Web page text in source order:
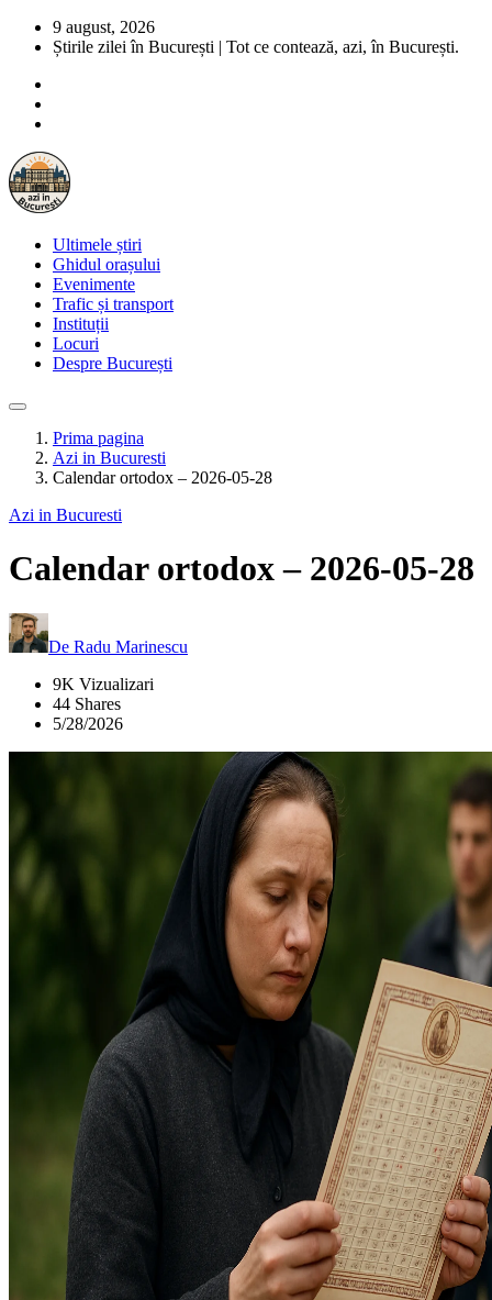
9 august, 2026
Știrile zilei în București | Tot ce contează, azi, în București.
Ultimele știri
Ghidul orașului
Evenimente
Trafic și transport
Instituții
Locuri
Despre București
Prima pagina
Azi in Bucuresti
Calendar ortodox – 2026-05-28
Azi in Bucuresti
Calendar ortodox – 2026-05-28
De Radu Marinescu
9K Vizualizari
44 Shares
5/28/2026